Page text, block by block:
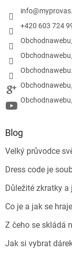
info@
+420 603 724
Blog
Velký průvodce
Dress code je
Důležité zkratky
Co je a jak se
Z čeho se skládá
Jak si vybrat